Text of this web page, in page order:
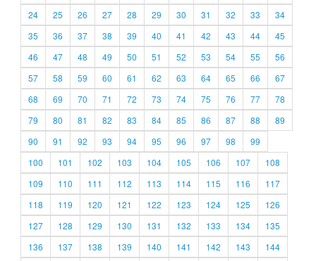
24
25 26 27 28 29 30 31 32 33
34
35
36 37 38 39 40 41 42 43 44
45
46
47 48 49 50 51 52 53 54 55
56
57
58 59 60 61 62 63 64 65 66
67
68
69 70 71 72 73 74 75 76 77
78
79
80 81 82 83 84 85 86 87 88
89
90
91 92 93 94 95 96 97 98
99
100
101 102 103 104 105 106 107
108
109
110 111 112 113 114 115 116
117
118
119 120 121 122 123 124 125
126
127
128 129 130 131 132 133 134
135
136
137 138 139 140 141 142 143
144